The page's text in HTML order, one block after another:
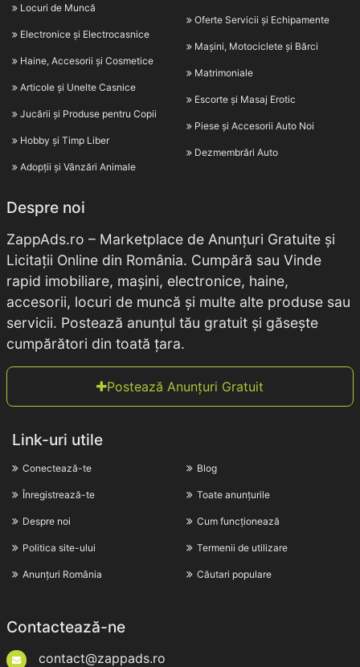
Locuri de Muncă
Electronice și Electrocasnice
Haine, Accesorii și Cosmetice
Articole și Unelte Casnice
Jucării și Produse pentru Copii
Hobby și Timp Liber
Adopții și Vânzări Animale
Oferte Servicii și Echipamente
Mașini, Motociclete și Bărci
Matrimoniale
Escorte și Masaj Erotic
Piese și Accesorii Auto Noi
Dezmembrări Auto
Despre noi
ZappAds.ro – Marketplace de Anunțuri Gratuite și
Licitații Online din România. Cumpără sau Vinde
rapid imobiliare, mașini, electronice, haine,
accesorii, locuri de muncă și multe alte produse sau
servicii. Postează anunțul tău gratuit și găsește
cumpărători din toată țara.
Postează Anunțuri Gratuit
Link-uri utile
Conectează-te
Înregistrează-te
Despre noi
Politica site-ului
Anunțuri România
Blog
Toate anunțurile
Cum funcționează
Termenii de utilizare
Căutari populare
Contactează-ne
contact@zappads.ro